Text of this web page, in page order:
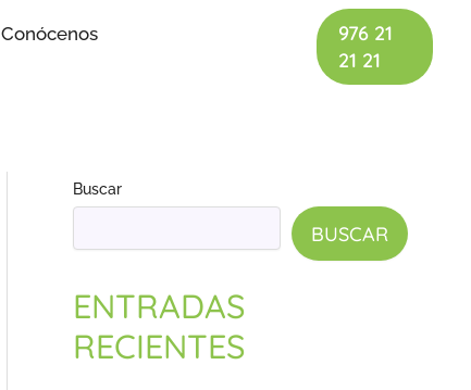
Conócenos
976 21
21 21
Buscar
BUSCAR
ENTRADAS
RECIENTES